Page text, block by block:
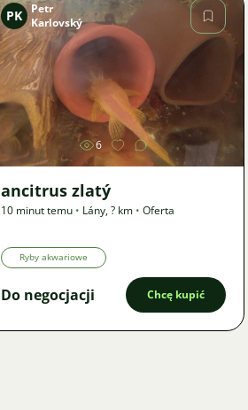
Zdjęcie
PK
Petr
Karlovský
6
ancitrus zlatý
10 minut temu • Lány,? km • Oferta
Ryby akwariowe
Do negocjacji Chcę kupić